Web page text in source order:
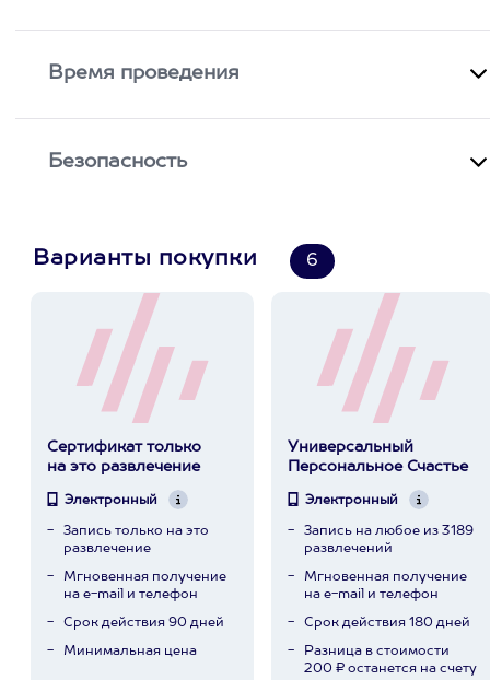
Время проведения
Безопасность
Варианты покупки 6
Сертификат только
на это развлечение
Электронный
Запись только на это
развлечение
Мгновенная получение
на e-mail и телефон
Срок действия 90 дней
Минимальная цена
Универсальный
Персональное Счастье
Электронный
Запись на любое из 3189
развлечений
Мгновенная получение
на e-mail и телефон
Срок действия 180 дней
Разница в стоимости
200 ₽ останется на счету